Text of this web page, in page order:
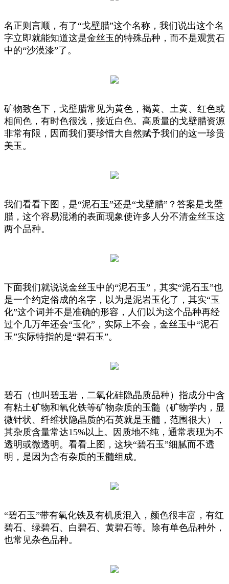
名正则言顺，有了“戈壁腊”这个名称，我们说出这个名
字立即就能知道这是金丝玉的特殊品种，而不是观赏石
中的“沙漠漆”了。
矿物致色下，戈壁腊常见为黄色，褐黄、土黄、红色或
相间色，有时色很浅，接近白色。高质量的戈壁腊资源
非常有限，因而我们要珍惜大自然赋予我们的这一珍贵
美玉。
我们看看下图，是“泥石玉”还是“戈壁腊”？答案是戈壁
腊，这个容易混淆的表面现象使许多人分不清金丝玉这
两个品种。
下面我们就说说金丝玉中的“泥石玉”，其实“泥石玉”也
是一个约定俗成的名字，以为是泥岩玉化了，其实“玉
化”这个词并不是准确的形容，人们以为这个品种再经
过个几万年还会“玉化”，实际上不会，金丝玉中“泥石
玉”实际特指的是“碧石玉”。
碧石（也叫碧玉岩，二氧化硅隐晶质品种）指成分中含
有粘土矿物和氧化铁等矿物杂质的玉髓（矿物学内，显
微针状、纤维状隐晶质的石英就是玉髓，范围很大），
其杂质含量常达15%以上。因质地不纯，通常表现为不
透明或微透明。看看上图，这块“碧石玉”细腻而不透
明，是因为含有杂质的玉髓组成。
“碧石玉”带有氧化铁及有机质混入，颜色很丰富，有红
碧石、绿碧石、白碧石、黄碧石等。除有单色品种外，
也常见杂色品种。